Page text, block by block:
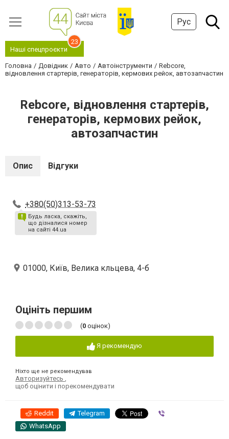
Рус
Наші спецпроєкти
23
Головна Довідник Авто Автоінструменти
Rebcore,
відновлення стартерів, генераторів, кермових рейок, автозапчастин
Rebcore, відновлення стартерів,
генераторів, кермових рейок,
автозапчастин
Опис Відгуки
+380(50)313-53-73
Будь ласка, скажіть,
що дізналися номер
на сайті 44.ua
01000, Київ, Велика кльцева, 4-б
Оцініть першим
(0 оцінок)
Я рекомендую
Ніхто ще не рекомендував
Авторизуйтесь
щоб оцінити і порекомендувати
Reddit Telegram
WhatsApp